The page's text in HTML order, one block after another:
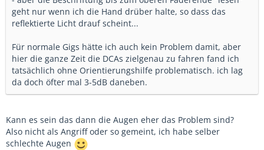
geht nur wenn ich die Hand drüber halte, so dass das
reflektierte Licht drauf scheint...
Für normale Gigs hätte ich auch kein Problem damit, aber
hier die ganze Zeit die DCAs zielgenau zu fahren fand ich
tatsächlich ohne Orientierungshilfe problematisch. ich lag
da doch öfter mal 3-5dB daneben.
Kann es sein das dann die Augen eher das Problem sind?
Also nicht als Angriff oder so gemeint, ich habe selber
schlechte Augen